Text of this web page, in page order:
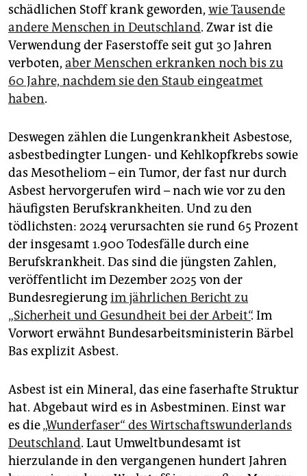
schädlichen Stoff krank geworden, wie Tausende
andere Menschen in Deutschland. Zwar ist die
Verwendung der Faserstoffe seit gut 30 Jahren
verboten, aber Menschen erkranken noch bis zu
60 Jahre, nachdem sie den Staub eingeatmet
haben.
Deswegen zählen die Lungenkrankheit Asbestose,
asbestbedingter Lungen- und Kehlkopfkrebs sowie
das Mesotheliom – ein Tumor, der fast nur durch
Asbest hervorgerufen wird – nach wie vor zu den
häufigsten Berufskrankheiten. Und zu den
tödlichsten: 2024 verursachten sie rund 65 Prozent
der insgesamt 1.900 Todesfälle durch eine
Berufskrankheit. Das sind die jüngsten Zahlen,
veröffentlicht im Dezember 2025 von der
Bundesregierungim jährlichen Bericht zu
„Sicherheit und Gesundheit bei der Arbeit“. Im
Vorwort erwähnt Bundesarbeitsministerin Bärbel
Bas explizit Asbest.
Asbest ist ein Mineral, das eine faserhafte Struktur
hat. Abgebaut wird es in Asbestminen. Einst war
es die„Wunderfaser“ des Wirtschaftswunderlands
Deutschland. Laut Umweltbundesamt ist
hierzulande in den vergangenen hundert Jahren